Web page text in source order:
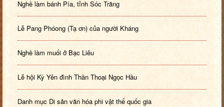
Nghề làm bánh Pía, tỉnh Sóc Trăng
Lễ Pang Phóong (Tạ ơn) của người Kháng
Nghề làm muối ở Bạc Liêu
Lễ hội Kỳ Yên đình Thần Thoại Ngọc Hầu
Danh mục Di sản văn hóa phi vật thể quốc gia